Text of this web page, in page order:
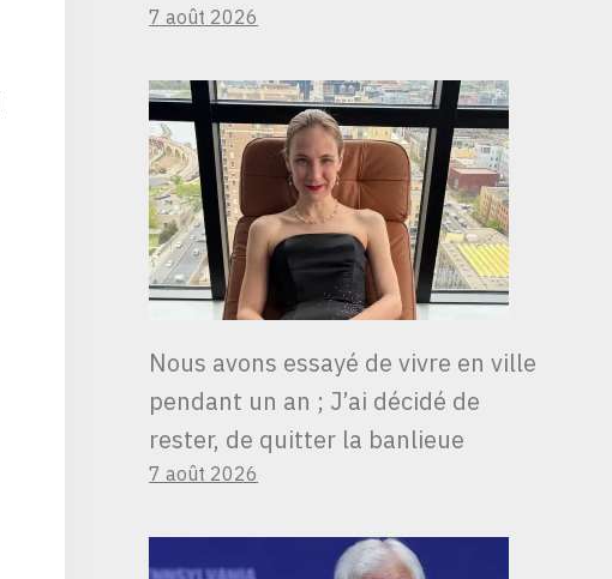
7 août 2026
Nous avons essayé de vivre en ville
pendant un an ; J’ai décidé de
rester, de quitter la banlieue
7 août 2026